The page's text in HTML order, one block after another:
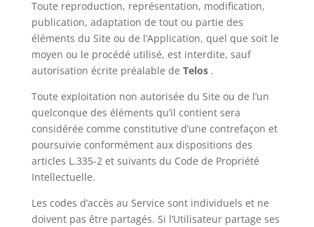
Toute reproduction, représentation, modification,
publication, adaptation de tout ou partie des
éléments du Site ou de l’Application, quel que soit le
moyen ou le procédé utilisé, est interdite, sauf
autorisation écrite préalable de Telos.
Toute exploitation non autorisée du Site ou de l’un
quelconque des éléments qu’il contient sera
considérée comme constitutive d’une contrefaçon et
poursuivie conformément aux dispositions des
articles L.335-2 et suivants du Code de Propriété
Intellectuelle.
Les codes d’accès au Service sont individuels et ne
doivent pas être partagés. Si l’Utilisateur partage ses